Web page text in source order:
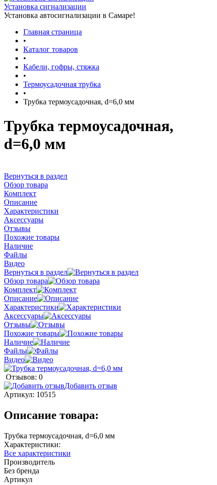
Установка сигнализации
Установка автосигнализации в Самаре!
Главная страница
•
Каталог товаров
•
Кабели, гофры, стяжка
•
Термоусадочная трубка
•
Трубка термоусадочная, d=6,0 мм
Трубка термоусадочная,
d=6,0 мм
Вернуться в раздел
Обзор товара
Комплект
Описание
Характеристики
Аксессуары
Отзывы
Похожие товары
Наличие
Файлы
Видео
Вернуться в раздел
Обзор товара
Комплект
Описание
Характеристики
Аксессуары
Отзывы
Похожие товары
Наличие
Файлы
Видео
Отзывов: 0
Добавить отзыв
Артикул: 10515
Описание товара:
Трубка термоусадочная, d=6,0 мм
Характеристики:
Все характеристики
Производитель
Без бренда
Артикул